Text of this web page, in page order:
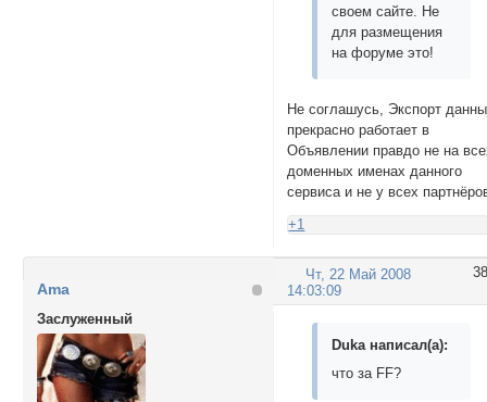
своем сайте. Не
для размещения
на форуме это!
Не соглашусь, Экспорт
прекрасно работает в
Объявлении правдо не на
доменных именах данного
сервиса и не у всех
+1
38
Чт, 22 Май 2008
14:03:09
Ama
Заслуженный
Duka написал(а):
что за FF?